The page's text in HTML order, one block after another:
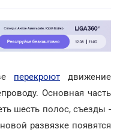
перекроют движение
Основная часть
шесть полос, съезды -
развязке появятся